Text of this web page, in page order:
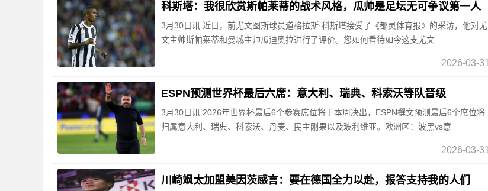
科斯塔：我很欣赏斯帕莱蒂的战术风格，瓜帅是足坛无可争议第一人
3月30日讯 近日，前尤文图斯球员道格拉斯·科斯塔接受了《都灵体育报》的采访，他对尤
文主帅斯帕莱蒂和曼城主帅瓜迪奥拉进行了评价。您如何看待如今这支尤文
2026-03-31
ESPN预测世界杯最后六席：意大利、瑞典、科索沃等队晋级
3月30日讯 2026年世界杯最后6个参赛席位将于本周决出，ESPN撰文预测最后6个席位将
归属意大利、瑞典、科索沃、丹麦、民主刚果以及玻利维亚。欧洲区：波黑vs意
2026-03-31
川崎飒太加盟美因茨感言：要在德国全力以赴，报答支持我的人们